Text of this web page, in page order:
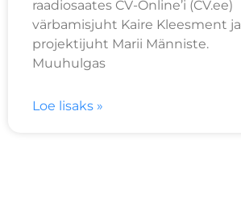
raadiosaates CV-Online’i (CV.ee)
värbamisjuht Kaire Kleesment ja
projektijuht Marii Männiste.
Muuhulgas
Loe lisaks »